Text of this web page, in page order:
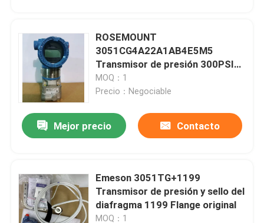
Éntrenos en contacto con
Pida una cita
Servomotores industriales
Impulsiones servas industriales
Amplificador servo de la CA
ROSEMOUNT
3051CG4A22A1AB4E5M5
Transmisor de presión 300PSI
10,5-42,4VDC
MOQ：1
Precio：Negociable
Mejor precio Contacto
Emeson 3051TG+1199
Transmisor de presión y sello del
diafragma 1199 Flange original
MOQ：1